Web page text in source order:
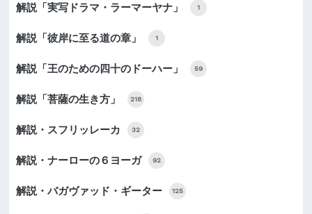
解説「実写ドラマ・ラーマーヤナ」 1
解説「彼岸に至る道の章」 1
解説「王のための四十のドーハー」 59
解説「菩薩の生き方」 218
解説・スフリッレーカ 32
解説・ナーローの６ヨーガ 92
解説・バガヴァッド・ギーター 125